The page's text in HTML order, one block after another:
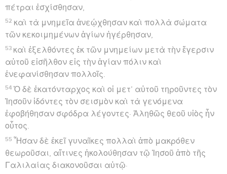
πέτραι ἐσχίσθησαν,
52 καὶ τὰ μνημεῖα ἀνεῴχθησαν καὶ πολλὰ σώματα
τῶν κεκοιμημένων ἁγίων ἠγέρθησαν,
53 καὶ ἐξελθόντες ἐκ τῶν μνημείων μετὰ τὴν ἔγερσιν
αὐτοῦ εἰσῆλθον εἰς τὴν ἁγίαν πόλιν καὶ
ἐνεφανίσθησαν πολλοῖς.
54 Ὁ δὲ ἑκατόνταρχος καὶ οἱ μετ’ αὐτοῦ τηροῦντες τὸν
Ἰησοῦν ἰδόντες τὸν σεισμὸν καὶ τὰ γενόμενα
ἐφοβήθησαν σφόδρα λέγοντες· Ἀληθῶς θεοῦ υἱὸς ἦν
οὗτος.
55 Ἦσαν δὲ ἐκεῖ γυναῖκες πολλαὶ ἀπὸ μακρόθεν
θεωροῦσαι, αἵτινες ἠκολούθησαν τῷ Ἰησοῦ ἀπὸ τῆς
Γαλιλαίας διακονοῦσαι αὐτῷ·